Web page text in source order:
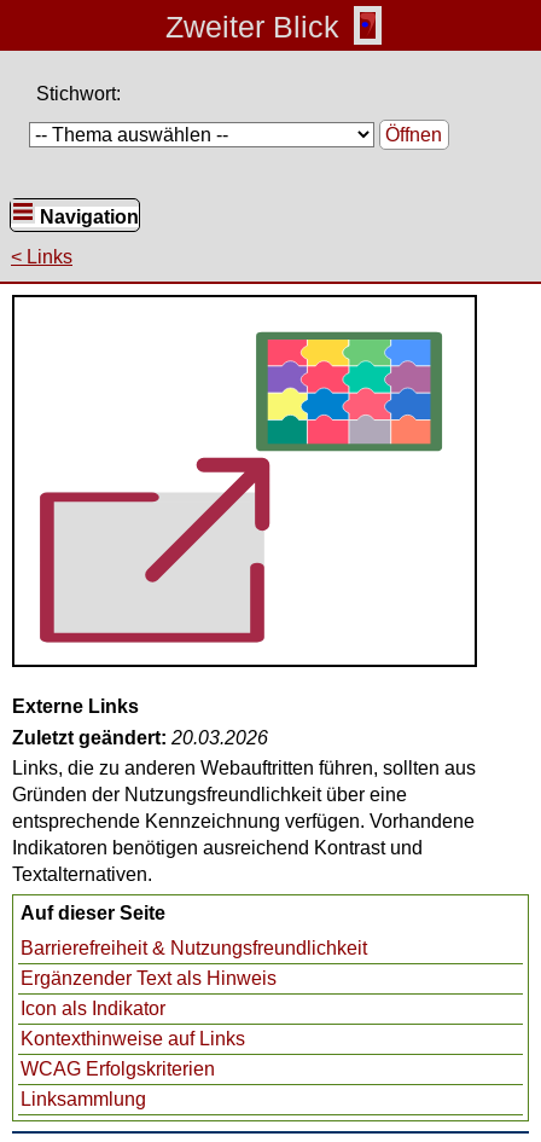
Zweiter Blick
Stichwort:
Öffnen
Navigation
Links
Externe Links
Zuletzt geändert: 20.03.2026
Links, die zu anderen Webauftritten führen, sollten aus
Gründen der Nutzungsfreundlichkeit über eine
entsprechende Kennzeichnung verfügen. Vorhandene
Indikatoren benötigen ausreichend Kontrast und
Textalternativen.
Auf dieser Seite
Barrierefreiheit & Nutzungsfreundlichkeit
Ergänzender Text als Hinweis
Icon als Indikator
Kontexthinweise auf Links
WCAG Erfolgskriterien
Linksammlung